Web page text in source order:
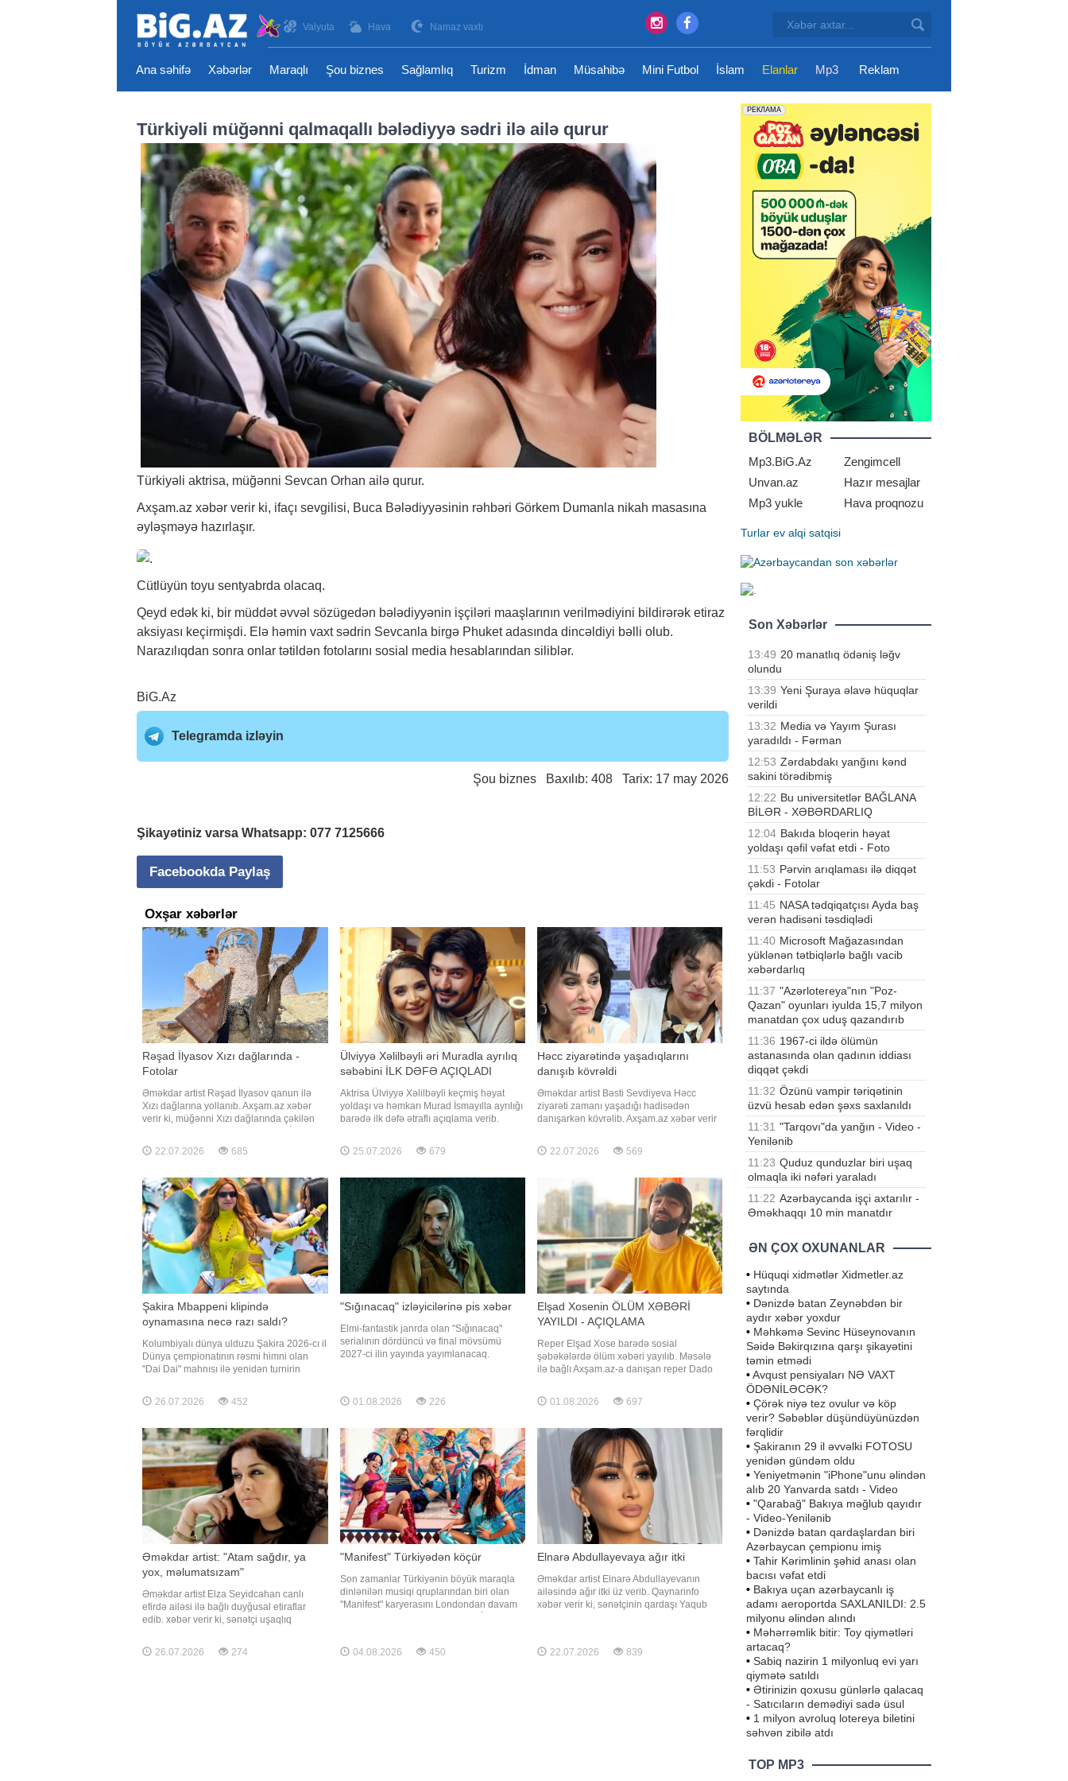
Valyuta Hava Namaz vaxtı
Ana səhifə Xəbərlər Maraqlı Şou biznes Sağlamlıq Turizm İdman Müsahibə Mini Futbol İslam Elanlar Mp3 Reklam
Türkiyəli müğənni qalmaqallı bələdiyyə sədri ilə ailə qurur
Türkiyəli aktrisa, müğənni Sevcan Orhan ailə qurur.
Axşam.az xəbər verir ki, ifaçı sevgilisi, Buca Bələdiyyəsinin rəhbəri Görkem Dumanla nikah masasına
əyləşməyə hazırlaşır.
Cütlüyün toyu sentyabrda olacaq.
Qeyd edək ki, bir müddət əvvəl sözügedən bələdiyyənin işçiləri maaşlarının verilmədiyini bildirərək etiraz
aksiyası keçirmişdi. Elə həmin vaxt sədrin Sevcanla birgə Phuket adasında dincəldiyi bəlli olub.
Narazılıqdan sonra onlar tətildən fotolarını sosial media hesablarından siliblər.
BiG.Az
Telegramda izləyin
Şou biznes Baxılıb: 408 Tarix: 17 may 2026
Şikayətiniz varsa Whatsapp: 077 7125666
Facebookda Paylaş
Oxşar xəbərlər
Rəşad İlyasov Xızı dağlarında -
Fotolar
Əməkdar artist Rəşad İlyasov qanun ilə
Xızı dağlarına yollanıb. Axşam.az xəbər
verir ki, müğənni Xızı dağlarında çəkilən
"Tapa bilərsiniz, şəkillər hansı mahnını
"oxuyur" deyə izləyicilərinə sual
22.07.2026 685
Ülviyyə Xəlilbəyli əri Muradla ayrılıq
səbəbini İLK DƏFƏ AÇIQLADI
Aktrisa Ülviyyə Xəlilbəyli keçmiş həyat
yoldaşı və həmkarı Murad İsmayılla ayrılığı
barədə ilk dəfə ətraflı açıqlama verib.
Naiboğlunun "YouTube" kanalında
yayımlanan müsahibəsində danışıb.
olduqları dövrdə münasibətlərini
25.07.2026 679
Həcc ziyarətində yaşadıqlarını
danışıb kövrəldi
Əməkdar artist Bəsti Sevdiyeva Həcc
ziyarəti zamanı yaşadığı hadisədən
danışarkən kövrəlib. Axşam.az xəbər verir
verilişində danışıb. B.Sevdiyeva bildirib ki,
2005-2006-cı illərdə Həcc ziyarətində
ona çox təsir edib:
22.07.2026 569
Şakira Mbappeni klipində
oynamasına necə razı saldı?
Kolumbiyalı dünya ulduzu Şakira 2026-cı il
Dünya çempionatının rəsmi himni olan
"Dai Dai" mahnısı ilə yenidən turnirin
istinadən xəbər verir ki, mahnının klipində
Lionel Messi, Erlinq Holand, Harri Keyn,
kim
26.07.2026 452
"Sığınacaq" izləyicilərinə pis xəbər
Elmi-fantastik janrda olan "Sığınacaq"
serialının dördüncü və final mövsümü
2027-ci ilin yayında yayımlanacaq.
premyera tarixi isə hələ bəlli deyil.
01.08.2026 226
Elşad Xosenin ÖLÜM XƏBƏRİ
YAYILDI - AÇIQLAMA
Reper Elşad Xose barədə sosial
şəbəkələrdə ölüm xəbəri yayılıb. Məsələ
ilə bağlı Axşam.az-a danışan reper Dado
etdirmədiyini bildirib. "Elşadın yaxınları ilə
danışmışam. Hər şey qaydasındadır, sağ-
özü də bununla bağlı açıqlam
01.08.2026 697
Əməkdar artist: "Atam sağdır, ya
yox, məlumatsızam"
Əməkdar artist Elza Seyidcahan canlı
efirdə ailəsi ilə bağlı duyğusal etiraflar
edib. xəbər verir ki, sənətçi uşaqlıq
həmin gündən sonra ondan heç bir xəbər
ala bilmədiklərini söyləyib. İfaçı bildirib ki,
26.07.2026 274
"Manifest" Türkiyədən köçür
Son zamanlar Türkiyənin böyük maraqla
dinlənilən musiqi qruplarından biri olan
"Manifest" karyerasını Londondan davam
sözlərinə görə, üzvlərin birlikdə yaşadığ
04.08.2026 450
Elnarə Abdullayevaya ağır itki
Əməkdar artist Elnarə Abdullayevanın
ailəsində ağır itki üz verib. Qaynarinfo
xəbər verir ki, sənətçinin qardaşı Yaqub
sözlərlə ifadə edib:. "Bəzən insan elə bir
22.07.2026 839
BÖLMƏLƏR
Mp3.BiG.Az
Zengimcell
Unvan.az
Hazır mesajlar
Mp3 yukle
Hava proqnozu
Turlar ev alqi satqisi
Son Xəbərlər
13:49 20 manatlıq ödəniş ləğv
olundu
13:39 Yeni Şuraya əlavə hüquqlar
verildi
13:32 Media və Yayım Şurası
yaradıldı - Fərman
12:53 Zərdabdakı yanğını kənd
sakini törədibmiş
12:22 Bu universitetlər BAĞLANA
BİLƏR - XƏBƏRDARLIQ
12:04 Bakıda bloqerin həyat
yoldaşı qəfil vəfat etdi - Foto
11:53 Pərvin arıqlaması ilə diqqət
çəkdi - Fotolar
11:45 NASA tədqiqatçısı Ayda baş
verən hadisəni təsdiqlədi
11:40 Microsoft Mağazasından
yüklənən tətbiqlərlə bağlı vacib
xəbərdarlıq
11:37 "Azərlotereya"nın "Poz-
Qazan" oyunları iyulda 15,7 milyon
manatdan çox uduş qazandırıb
11:36 1967-ci ildə ölümün
astanasında olan qadının iddiası
diqqət çəkdi
11:32 Özünü vampir təriqətinin
üzvü hesab edən şəxs saxlanıldı
11:31 "Tarqovı"da yanğın - Video -
Yenilənib
11:23 Quduz qunduzlar biri uşaq
olmaqla iki nəfəri yaraladı
11:22 Azərbaycanda işçi axtarılır -
Əməkhaqqı 10 min manatdır
ƏN ÇOX OXUNANLAR
• Hüquqi xidmətlər Xidmetler.az
saytında
• Dənizdə batan Zeynəbdən bir
aydır xəbər yoxdur
• Məhkəmə Sevinc Hüseynovanın
Səidə Bəkirqızına qarşı şikayətini
təmin etmədi
•Avqust pensiyaları NƏ VAXT
ÖDƏNİLƏCƏK?
• Çörək niyə tez ovulur və köp
verir? Səbəblər düşündüyünüzdən
fərqlidir
• Şakiranın 29 il əvvəlki FOTOSU
yenidən gündəm oldu
• Yeniyetmənin "iPhone"unu əlindən
alıb 20 Yanvarda satdı - Video
• "Qarabağ" Bakıya məğlub qayıdır
- Video-Yenilənib
• Dənizdə batan qardaşlardan biri
Azərbaycan çempionu imiş
• Tahir Kərimlinin şəhid anası olan
bacısı vəfat etdi
• Bakıya uçan azərbaycanlı iş
adamı aeroportda SAXLANILDI: 2.5
milyonu əlindən alındı
• Məhərrəmlik bitir: Toy qiymətləri
artacaq?
• Sabiq nazirin 1 milyonluq evi yarı
qiymətə satıldı
• Ətirinizin qoxusu günlərlə qalacaq
- Satıcıların demədiyi sadə üsul
• 1 milyon avroluq lotereya biletini
səhvən zibilə atdı
TOP MP3